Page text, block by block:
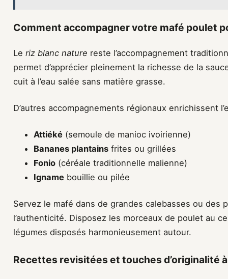
Comment accompagner votre mafé poulet
Le riz blanc nature reste l’accompagnement
permet d’apprécier pleinement la richesse de la
cuit à l’eau salée sans matière grasse.
D’autres accompagnements régionaux enrichissent
Attiéké (semoule de manioc ivoirienne)
Bananes plantains frites ou grillées
Fonio (céréale traditionnelle malienne)
Igname bouillie ou pilée
Servez le mafé dans de grandes calebasses ou des
l’authenticité. Disposez les morceaux de poulet au
légumes disposés harmonieusement autour.
Recettes revisitées et touches d’originalité